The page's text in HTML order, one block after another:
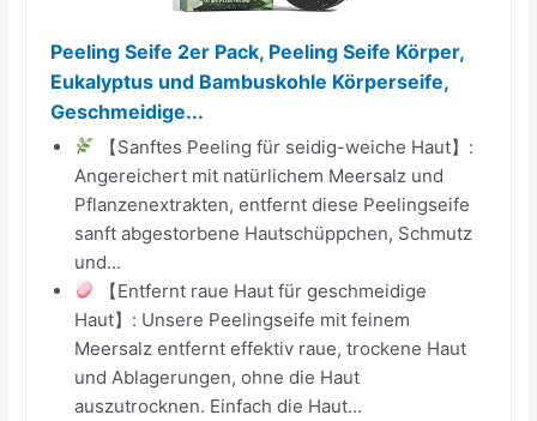
Peeling Seife 2er Pack, Peeling Seife Körper,
Eukalyptus und Bambuskohle Körperseife,
Geschmeidige...
【Sanftes Peeling für seidig-weiche Haut】:
Angereichert mit natürlichem Meersalz und
Pflanzenextrakten, entfernt diese Peelingseife
sanft abgestorbene Hautschüppchen, Schmutz
und...
【Entfernt raue Haut für geschmeidige
Haut】: Unsere Peelingseife mit feinem
Meersalz entfernt effektiv raue, trockene Haut
und Ablagerungen, ohne die Haut
auszutrocknen. Einfach die Haut...